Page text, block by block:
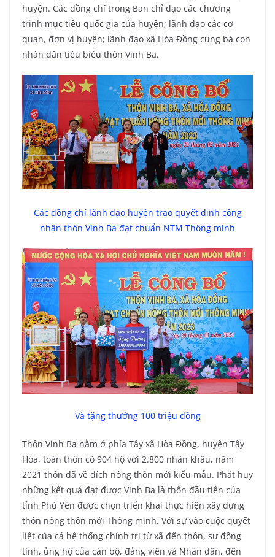
huyện. Các đồng chí trong Ban chỉ đạo các chương
trình mục tiêu quốc gia của huyện; lãnh đạo các cơ
quan, đơn vị huyện; lãnh đạo xã Hòa Đồng cùng bà con
nhân dân tiêu biểu thôn Vinh Ba.
Các đồng chí lãnh đạo huyện trao quyết định công
nhận thôn Vinh Ba đạt chuẩn NTM Thông minh
Và tặng thưởng 100 triệu đồng
Thôn Vinh Ba nằm ở phía Tây xã Hòa Đồng, huyện Tây
Hòa, toàn thôn có 904 hộ với 2.800 nhân khẩu, năm
2021 thôn đã về đích nông thôn mới kiểu mẫu. Phát huy
những kết quả đạt được Vinh Ba là thôn đầu tiên của
tỉnh Phú Yên được chọn triển khai thực hiện xây dựng
thôn nông thôn mới Thông minh. Với sự vào cuộc quyết
liệt của cả hệ thống chính trị từ xã đến thôn, sự đồng
tình, ủng hộ của cán bộ, đảng viên và Nhân dân, đến